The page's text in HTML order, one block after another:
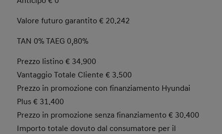
Valore futuro garantito € 20.242
TAN 0% TAEG 0,80%
Prezzo listino € 34.900
Vantaggio Totale Cliente € 3.500
Prezzo in promozione con finanziamento Hyundai
Plus € 31.400
Prezzo in promozione senza finanziamento € 30.400
Importo totale dovuto dal consumatore per il